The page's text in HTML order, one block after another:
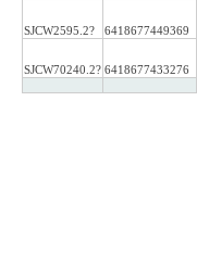
SJCW2595.2? 6418677449369
SJCW70240.2? 6418677433276